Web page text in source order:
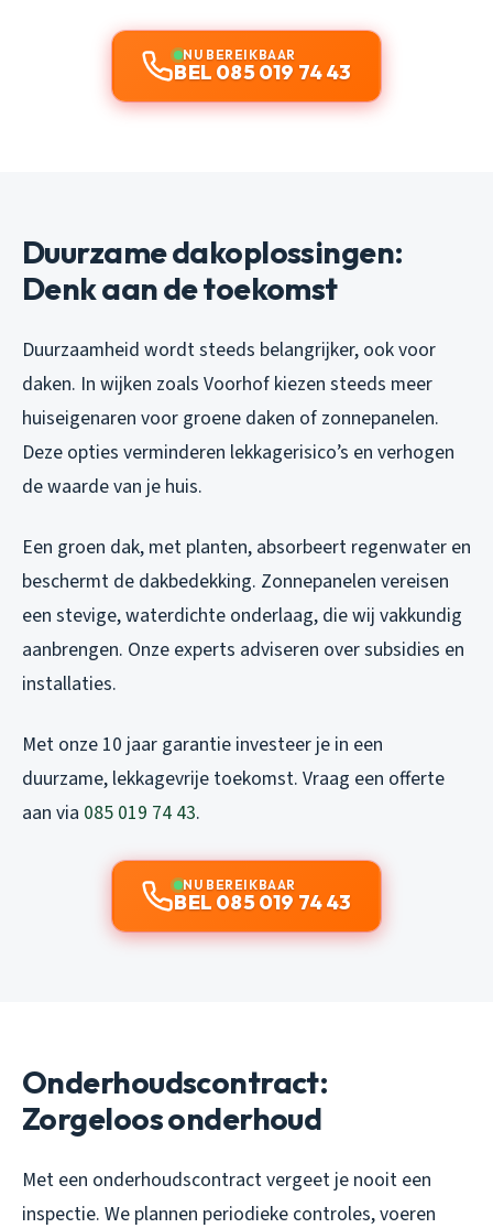
NU BEREIKBAAR
BEL 085 019 74 43
Duurzame dakoplossingen:
Denk aan de toekomst
Duurzaamheid wordt steeds belangrijker, ook voor
daken. In wijken zoals Voorhof kiezen steeds meer
huiseigenaren voor groene daken of zonnepanelen.
Deze opties verminderen lekkagerisico’s en verhogen
de waarde van je huis.
Een groen dak, met planten, absorbeert regenwater en
beschermt de dakbedekking. Zonnepanelen vereisen
een stevige, waterdichte onderlaag, die wij vakkundig
aanbrengen. Onze experts adviseren over subsidies en
installaties.
Met onze 10 jaar garantie investeer je in een
duurzame, lekkagevrije toekomst. Vraag een offerte
aan via 085 019 74 43.
NU BEREIKBAAR
BEL 085 019 74 43
Onderhoudscontract:
Zorgeloos onderhoud
Met een onderhoudscontract vergeet je nooit een
inspectie. We plannen periodieke controles, voeren